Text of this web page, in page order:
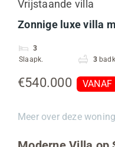
Vrijstaande villa
Zonnige luxe villa
3
Slaapk.
3
€540.000 VANAF
Meer over deze woning